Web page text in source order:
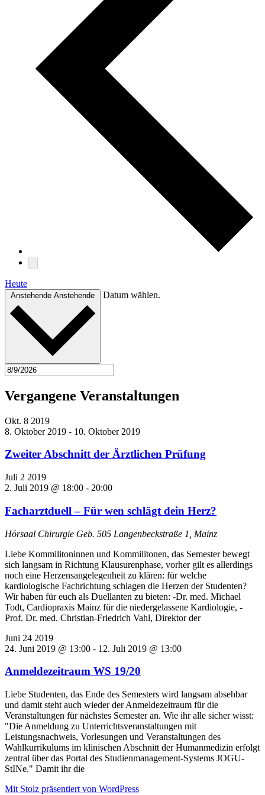
Heute
Anstehende Anstehende Datum wählen.
Vergangene Veranstaltungen
Okt. 8 2019
8. Oktober 2019 - 10. Oktober 2019
Zweiter Abschnitt der Ärztlichen Prüfung
Juli 2 2019
2. Juli 2019 @ 18:00 - 20:00
Facharztduell – Für wen schlägt dein Herz?
Hörsaal Chirurgie Geb. 505 Langenbeckstraße 1, Mainz
Liebe Kommilitoninnen und Kommilitonen, das Semester bewegt
sich langsam in Richtung Klausurenphase, vorher gilt es allerdings
noch eine Herzensangelegenheit zu klären: für welche
kardiologische Fachrichtung schlagen die Herzen der Studenten?
Wir haben für euch als Duellanten zu bieten: -Dr. med. Michael
Todt, Cardiopraxis Mainz für die niedergelassene Kardiologie, -
Prof. Dr. med. Christian-Friedrich Vahl, Direktor der
Juni 24 2019
24. Juni 2019 @ 13:00 - 12. Juli 2019 @ 13:00
Anmeldezeitraum WS 19/20
Liebe Studenten, das Ende des Semesters wird langsam absehbar
und damit steht auch wieder der Anmeldezeitraum für die
Veranstaltungen für nächstes Semester an. Wie ihr alle sicher wisst:
"Die Anmeldung zu Unterrichtsveranstaltungen mit
Leistungsnachweis, Vorlesungen und Veranstaltungen des
Wahlkurrikulums im klinischen Abschnitt der Humanmedizin erfolgt
zentral über das Portal des Studienmanagement-Systems JOGU-
StINe." Damit ihr die
Mit Stolz präsentiert von WordPress